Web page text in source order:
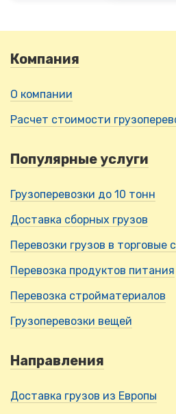
Компания
О компании
Расчет стоимости
Популярные услуги
Грузоперевозки до 10 тонн
Доставка сборных грузов
Перевозки грузов в торговые
Перевозка продуктов питания
Перевозка стройматериалов
Грузоперевозки вещей
Направления
Доставка грузов из Европы